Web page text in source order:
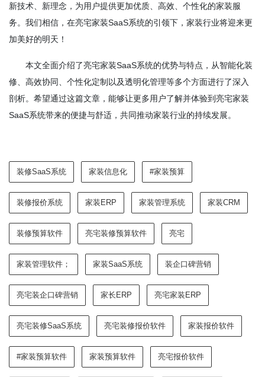
新技术、新理念，为用户提供更加优质、高效、个性化的家装服
务。我们相信，在亮宅家装SaaS系统的引领下，家装行业将迎来更
加美好的明天！
本文全面介绍了亮宅家装SaaS系统的优势与特点，从智能化装
修、高效协同、个性化定制以及透明化管理等多个方面进行了深入
剖析。希望通过这篇文章，能够让更多用户了解并体验到亮宅家装
SaaS系统带来的便捷与舒适，共同推动家装行业的持续发展。
装修SaaS系统 家装信息化 #家装预算
装修报价系统 家装ERP 家装管理系统 家装CRM
装修预算软件 亮宅装修预算软件 亮宅
家装管理软件； 家装SaaS系统 装企口碑营销
亮宅装企口碑营销 家长ERP 亮宅家装ERP
亮宅装修SaaS系统 亮宅装修报价软件 家装报价软件
#家装预算软件 家装预算软件 亮宅报价软件